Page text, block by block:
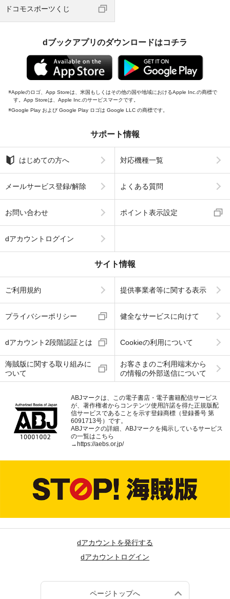
ドコモスポーツくじ
dブックアプリのダウンロードはコチラ
Appleのロゴ、App Storeは、米国もしくはその他の国や地域におけるApple Inc.の商標で
す。App Storeは、Apple Inc.のサービスマークです。
Google Play および Google Play ロゴは Google LLC の商標です。
サポート情報
はじめての方へ 対応機種一覧
メールサービス登録/解除 よくある質問
お問い合わせ ポイント表示設定
dアカウントログイン
サイト情報
ご利用規約 提供事業者等に関する表示
プライバシーポリシー 健全なサービスに向けて
dアカウント2段階認証とは Cookieの利用について
海賊版に関する取り組みに
ついて
お客さまのご利用端末から
の情報の外部送信について
ABJマークは、この電子書店・電子書籍配信サービス
が、著作権者からコンテンツ使用許諾を得た正規版配
信サービスであることを示す登録商標（登録番号 第
6091713号）です。
ABJマークの詳細、ABJマークを掲示しているサービス
の一覧はこちら
→ https://aebs.or.jp/
dアカウントを発行する
dアカウントログイン
ページトップへ